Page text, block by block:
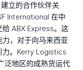
立的合作伙伴关
International 在中
ABX Express。这
，对于向马来西亚
力。Kerry Logistics
泛地区的成熟货运代